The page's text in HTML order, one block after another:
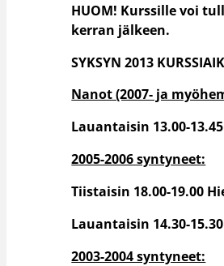
HUOM! Kurssille voi
kerran jälkeen.
SYKSYN 2013
Nanot (2007- ja
Lauantaisin 13.00-
2005-2006 syntyneet:
Tiistaisin 18.00-19.00
Lauantaisin 14.30-
2003-2004 syntyneet: